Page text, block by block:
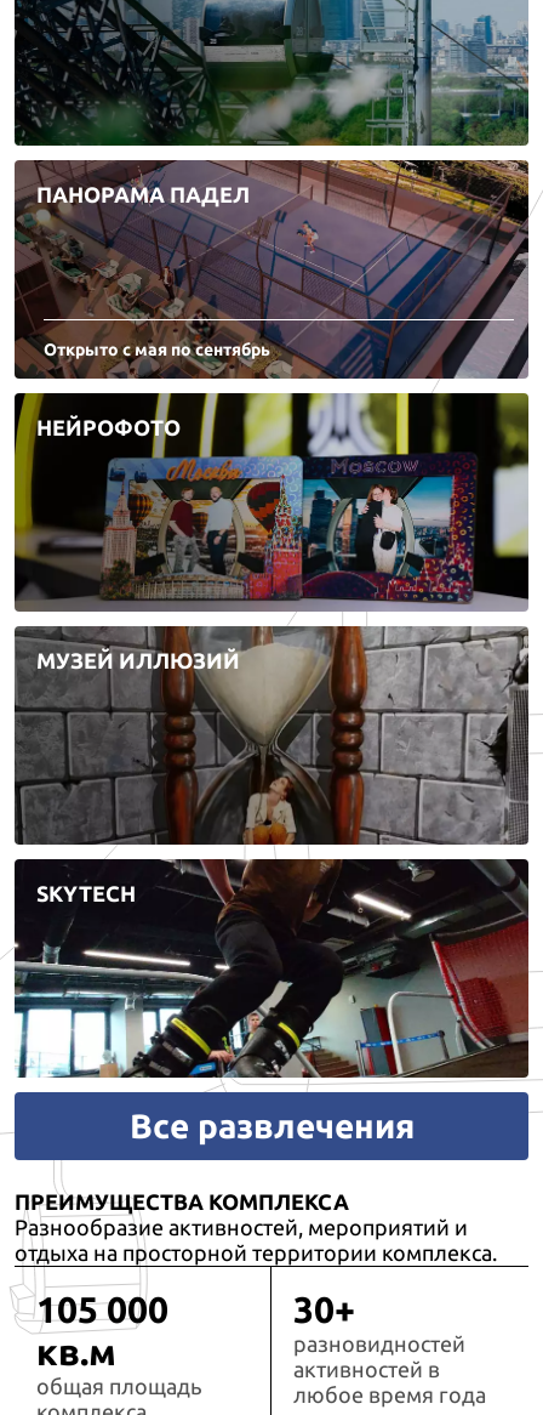
ПАНОРАМА ПАДЕЛ
Открыто с мая по сентябрь
НЕЙРОФОТО
МУЗЕЙ ИЛЛЮЗИЙ
SKYTECH
Все развлечения
ПРЕИМУЩЕСТВА КОМПЛЕКСА
Разнообразие активностей, мероприятий и
отдыха на просторной территории комплекса.
105 000
кв.м
общая площадь
30+
разновидностей
активностей в
любое время года